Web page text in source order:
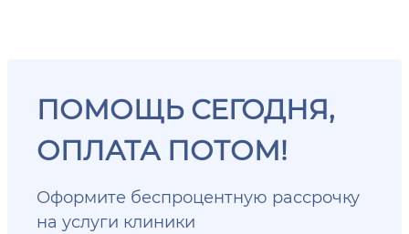
ПОМОЩЬ СЕГОДНЯ,
ОПЛАТА ПОТОМ!
Оформите беспроцентную рассрочку
на услуги клиники